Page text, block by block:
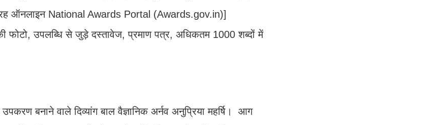
तरह ऑनलाइन National Awards Portal (Awards.gov.in)]
उपलब्धि से जुड़े दस्तावेज, प्रमाण पत्र, अधिकतम 1000 शब्दों में
बनाने वाले दिव्यांग बाल वैज्ञानिक अर्नव अनुप्रिया महर्षि। आग